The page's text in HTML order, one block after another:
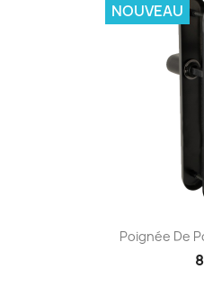

Poignée De
NOUVEAU